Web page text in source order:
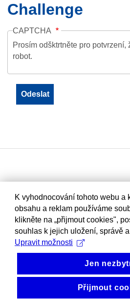
Challenge
CAPTCHA
Prosím odšktrtněte pro potvrzení,
robot.
K vyhodnocování tohoto webu a
obsahu a reklam používáme
klikněte na „přijmout cookies",
souhlas k jejich uložení, správě
Upravit možnosti
Jen
Přijmout